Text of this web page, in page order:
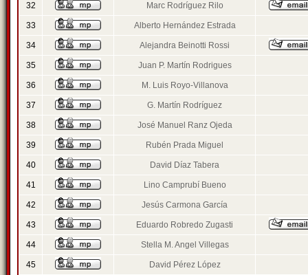
32 Marc Rodríguez Rilo
33 Alberto Hernández Estrada
34 Alejandra Beinotti Rossi
35 Juan P. Martín Rodrigues
36 M. Luis Royo-Villanova
37 G. Martín Rodríguez
38 José Manuel Ranz Ojeda
39 Rubén Prada Miguel
40 David Díaz Tabera
41 Lino Camprubí Bueno
42 Jesús Carmona García
43 Eduardo Robredo Zugasti
44 Stella M. Angel Villegas
45 David Pérez López